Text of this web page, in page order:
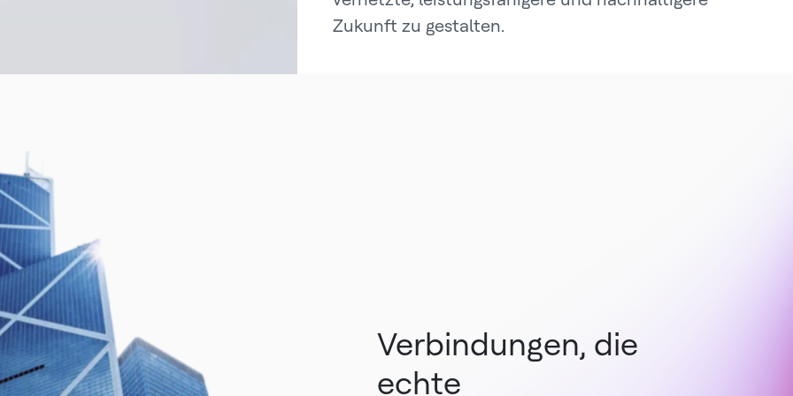
Zukunft zu gestalten.
Verbindungen, die
echte